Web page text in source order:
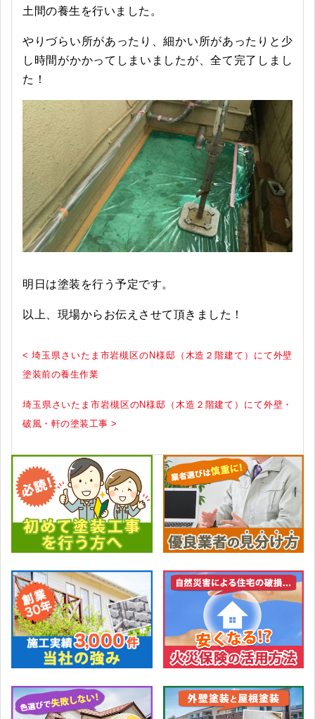
土間の養生を行いました。
やりづらい所があったり、細かい所があったりと少
し時間がかかってしまいましたが、全て完了しまし
た！
明日は塗装を行う予定です。
以上、現場からお伝えさせて頂きました！
< 埼玉県さいたま市岩槻区のN様邸（木造２階建て）にて外壁
塗装前の養生作業
埼玉県さいたま市岩槻区のN様邸（木造２階建て）にて外壁・
破風・軒の塗装工事 >